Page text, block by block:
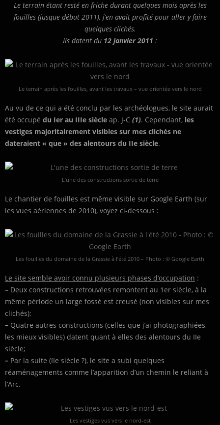
Le terrain étant resté en friche durant quelques mois après les
fouilles (jusque début 2011), j’en avait profité pour aller y faire
quelques clichés.
Ils datent du 12 janvier 2011 :
Le terrain après les fouilles, avant les travaux – vue orientée vers le nord
Au vu de ce qui a été conclu par les archéologues, le site aurait
été occupé du Ier au IIIe siècle ap. J-C (1). Cependant, les
vestiges majoritairement visibles sur mes clichés ne
dateraient « que » des alentours du IIe siècle.
L’une des constructions sortie de terre
Le chantier de fouilles est même visible sur Google Earth (sur
les vues aériennes de 2010), voyez ci-dessous :
Les fouilles du domaine de la Grassie à l’été 2010 – Photo : © Google Earth
Le site semble avoir connu plusieurs phases d’occupation :
– Deux constructions retrouvées remontent au 1er siècle, à la
même période un large fossé est creusé (non visibles sur mes
clichés);
– Quatre autres constructions (celles que j’ai photographiées,
les mieux visibles) datent quant à elles des alentours du IIe
siècle;
– Par la suite (IIe siècle ?), le site a subi quelques
réaménagements comme l’apparition d’un chemin le reliant à
l’Arc.
Les vestiges vus vers le nord-est